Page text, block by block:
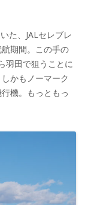
た、JALセレブレ
期間。この手の
羽田で狙うことに
かもノーマーク
機。もっともっ